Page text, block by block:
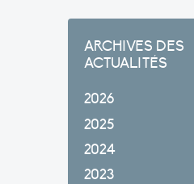
ARCHIVES DES
ACTUALITÉS
2026
2025
2024
2023